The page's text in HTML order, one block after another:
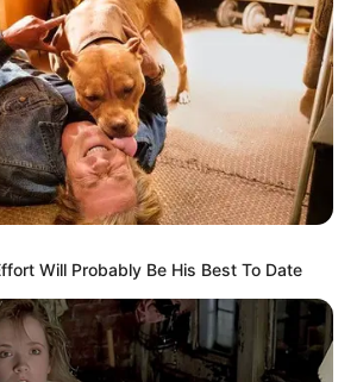
Will Probably Be His Best To Date